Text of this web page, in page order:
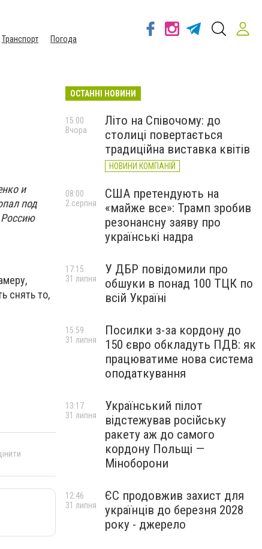
Транспорт Погода
и
под
снять то,
ОСТАННІ НОВИНИ
Літо на Співочому: до
столиці повертається
традиційна виставка квітів
НОВИНИ КОМПАНІЙ
15:00
Вчора
США претендують на
«майже все»: Трамп зробив
резонансну заяву про
українські надра
08:00
2 серпня
У ДБР повідомили про
обшуки в понад 100 ТЦК по
всій Україні
17:15
31 липня
Посилки з-за кордону до
150 євро обкладуть ПДВ: як
працюватиме нова система
оподаткування
15:59
31 липня
Український пілот
відстежував російську
ракету аж до самого
кордону Польщі —
Міноборони
13:17
31 липня
ЄС продовжив захист для
українців до березня 2028
року - джерело
12:46
31 липня